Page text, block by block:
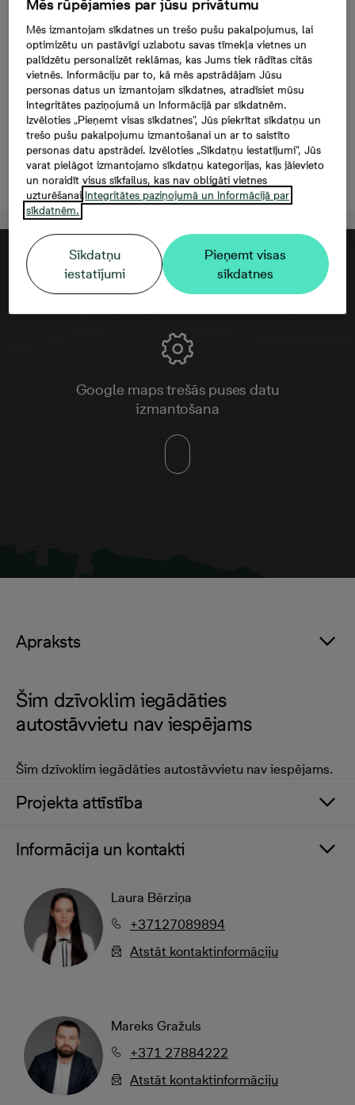
Mazā Stacijas 5-63, 63,
118 000 €, 2 -istabu
dzīvoklis, Platība 43 m²
Šim dzīvoklim iegādāties
autostāvvietu nav iespējams
Atstāt kontaktinformāciju
Google maps trešās puses datu
izmantošana
Apraksts
Šim dzīvoklim iegādāties
autostāvvietu nav iespējams
Šim dzīvoklim iegādāties autostāvvietu nav iespējams.
Projekta attīstība
Informācija un kontakti
Laura Bērziņa
+37127089894
Atstāt kontaktinformāciju
Mareks Gražuls
+371 27884222
Atstāt kontaktinformāciju
Mēs rūpējamies par jūsu privātumu
Mēs izmantojam sīkdatnes un trešo pušu pakalpojumus, lai
optimizētu un pastāvīgi uzlabotu savas tīmekļa vietnes un
palīdzētu personalizēt reklāmas, kas Jums tiek rādītas citās
vietnēs. Informāciju par to, kā mēs apstrādājam Jūsu
personas datus un izmantojam sīkdatnes, atradīsiet mūsu
Integritātes paziņojumā un Informācijā par sīkdatnēm.
Izvēloties „Pieņemt visas sīkdatnes”, Jūs piekrītat sīkdatņu un
trešo pušu pakalpojumu izmantošanai un ar to saistīto
personas datu apstrādei. Izvēloties „Sīkdatņu iestatījumi”, Jūs
varat pielāgot izmantojamo sīkdatņu kategorijas, kas jāievieto
un noraidīt visus sīkfailus, kas nav obligāti vietnes
uzturēšanai.Integritātes paziņojumā un Informācijā par
sīkdatnēm.
Sīkdatņu
iestatījumi
Pieņemt visas
sīkdatnes